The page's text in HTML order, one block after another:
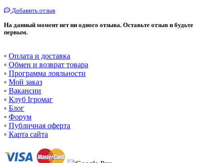
Добавить отзыв
На данный момент нет ни одного отзыва. Оставьте отзыв и будьте
первым.
◦ Оплата и доставка
◦ Обмен и возврат товара
◦ Программа лояльности
◦ Мой заказ
◦ Вакансии
◦ Клуб Ігромаг
◦ Блог
◦ Форум
◦ Публичная оферта
◦ Карта сайта